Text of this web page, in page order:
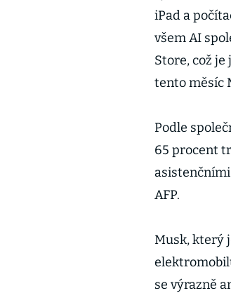
iPad a
všem AI
Store, což
tento měsíc
Podle
65 procent
AFP.
Musk, který
se výrazně